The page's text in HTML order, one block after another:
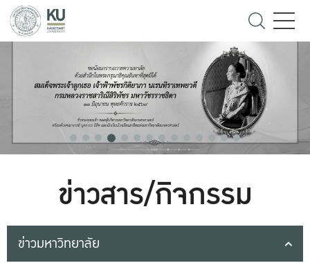
ข่าวสาร/กิจกรรม
ข่าวมหาวิทยาลัย